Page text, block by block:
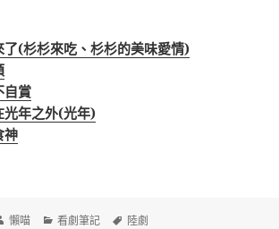
(杉杉來吃、杉杉的美味愛情)
自賞
年之外(光年)
神
作
懶喵
分
看劇筆記
標
陸劇